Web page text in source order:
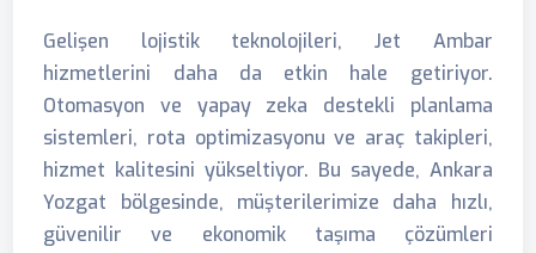
Gelişen lojistik teknolojileri, Jet Ambar
hizmetlerini daha da etkin hale getiriyor.
Otomasyon ve yapay zeka destekli planlama
sistemleri, rota optimizasyonu ve araç takipleri,
hizmet kalitesini yükseltiyor. Bu sayede, Ankara
Yozgat bölgesinde, müşterilerimize daha hızlı,
güvenilir ve ekonomik taşıma çözümleri